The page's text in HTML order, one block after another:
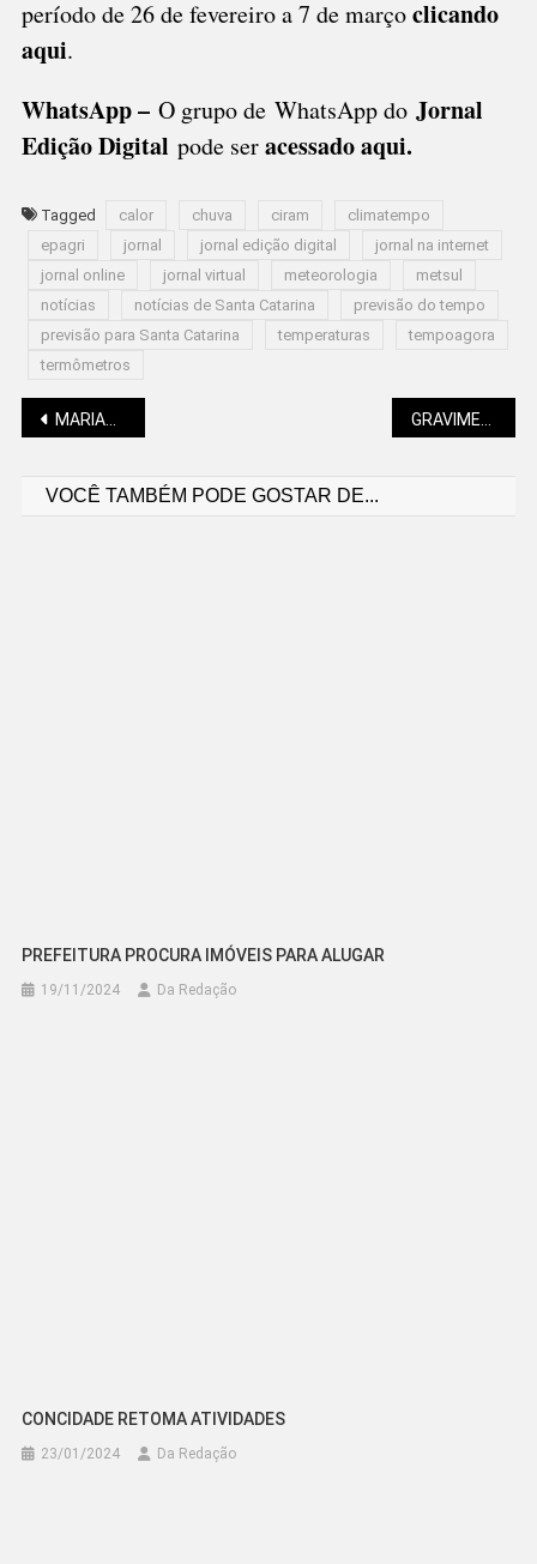
período de 26 de fevereiro a 7 de marçoclicando
aqui.
WhatsApp – O grupo de WhatsApp do Jornal
Edição Digital pode seracessado aqui.
Tagged calor chuva ciram
climatempo
epagri
jornal jornal edição digital
jornal na internet
jornal online
jornal virtual meteorologia
metsul
notícias
notícias de Santa Catarina
previsão do tempo
previsão para Santa Catarina
temperaturas
tempoagora
termômetros
Navegação
MARIANO SOLTYS: FILME “O HOMEM DE PALHA”, NOVELA E ILHA SECRETA
VOCÊ TAMBÉM PODE GOSTAR DE...
PREFEITURA PROCURA IMÓVEIS PARA ALUGAR
19/11/2024 Da Redação
CONCIDADE RETOMA ATIVIDADES
23/01/2024 Da Redação